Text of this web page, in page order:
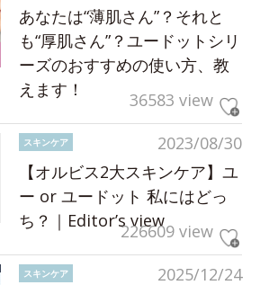
あなたは“薄肌さん”？それと
も“厚肌さん”？ユードットシリ
ーズのおすすめの使い方、教
えます！
36583 view
2023/08/30
スキンケア
【オルビス2大スキンケア】ユ
ー or ユードット 私にはどっ
ち？｜Editor’s view226609 view
2025/12/24
スキンケア